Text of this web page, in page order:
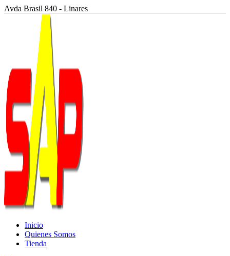
Avda Brasil 840 - Linares
Inicio
Quienes Somos
Tienda